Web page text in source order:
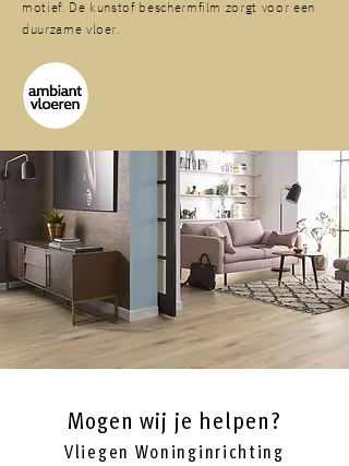
motief. De kunstof beschermfilm zorgt voor een
duurzame vloer.
Mogen wij je helpen?
Vliegen Woninginrichting